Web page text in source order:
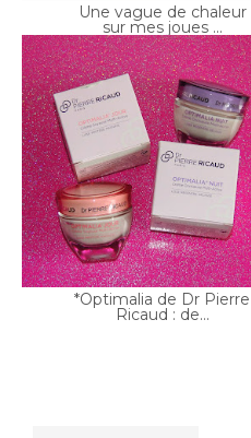
*Optimalia de Dr Pierre
Ricaud : de...